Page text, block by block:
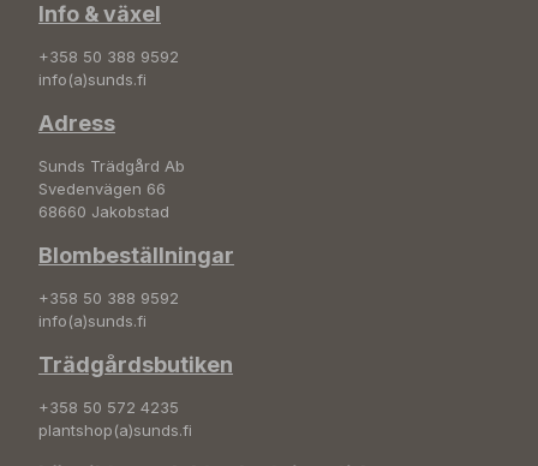
Info & växel
+358 50 388 9592
info(a)sunds.fi
Adress
Sunds Trädgård Ab
Svedenvägen 66
68660 Jakobstad
Blombeställningar
+358 50 388 9592
info(a)sunds.fi
Trädgårdsbutiken
+358 50 572 4235
plantshop(a)sunds.fi